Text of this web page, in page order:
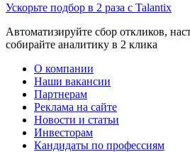
Ускорьте подбор в 2 раза с Talantix
Автоматизируйте сбор откликов,
собирайте аналитику в 2 клика
О компании
Наши вакансии
Партнерам
Реклама на сайте
Новости и статьи
Инвесторам
Кандидаты по профессиям